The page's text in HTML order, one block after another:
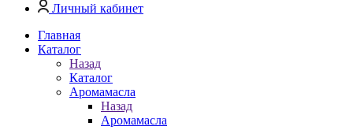
Личный кабинет
Главная
Каталог
Назад
Каталог
Аромамасла
Назад
Аромамасла